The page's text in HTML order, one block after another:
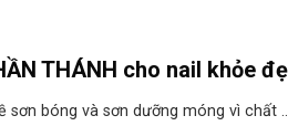
THÁNH cho nail khỏe
sơn bóng và sơn dưỡng móng vì chất